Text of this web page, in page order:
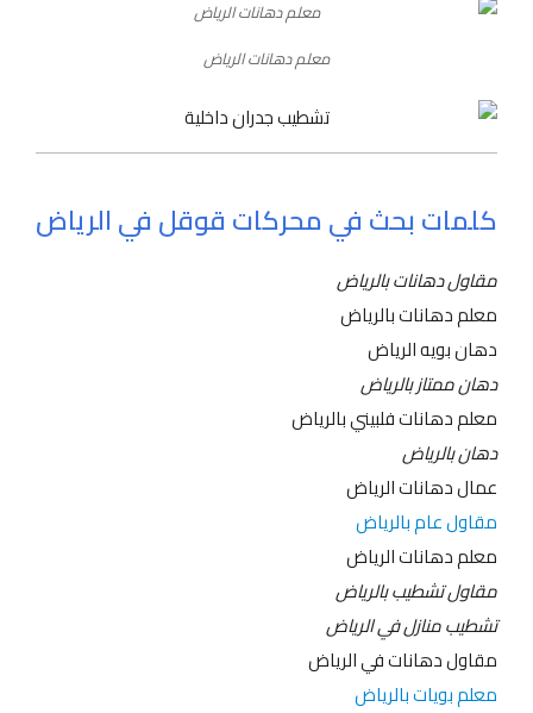
معلم دهانات الرياض
كلمات بحث في محركات قوقل في الرياض
مقاول دهانات بالرياض
معلم دهانات بالرياض
دهان بويه الرياض
دهان ممتاز بالرياض
معلم دهانات فلبيني بالرياض
دهان بالرياض
عمال دهانات الرياض
مقاول عام بالرياض
معلم دهانات الرياض
مقاول تشطيب بالرياض
تشطيب منازل في الرياض
مقاول دهانات في الرياض
معلم بويات بالرياض